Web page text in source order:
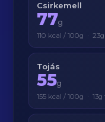
Csirkemell
77g
110 kcal / 100g ·
Tojás
55g
155 kcal / 100g ·